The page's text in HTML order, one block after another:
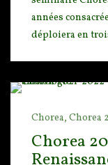
années
déploiera en
Chorea, Chorea
Chorea